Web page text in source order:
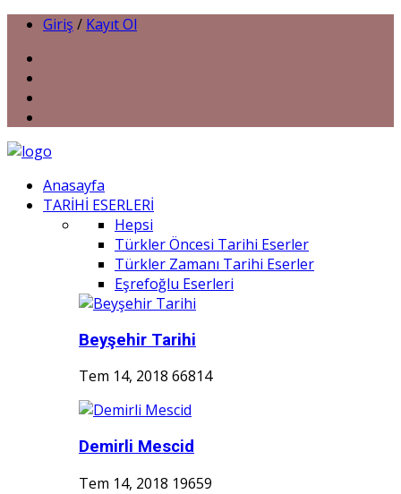
Giriş / Kayıt Ol
Anasayfa
TARİHİ ESERLERİ
Hepsi
Türkler Öncesi Tarihi Eserler
Türkler Zamanı Tarihi Eserler
Eşrefoğlu Eserleri
Beyşehir Tarihi
Tem 14, 2018 66814
Demirli Mescid
Tem 14, 2018 19659